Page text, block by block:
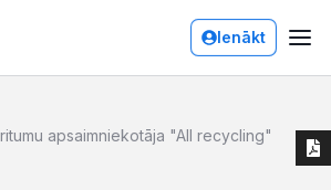
Ienākt
apsaimniekotāja "All recycling"